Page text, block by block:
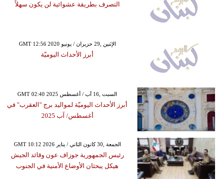
التصرف بطريقة عشوائية لن يكون سهلاً
GMT 12:56 2020 الإثنين ,29 حزيران / يونيو
أبرز الأحداث اليوميّة
GMT 02:40 2025 السبت ,16 آب / أغسطس
أبرز الأحداث اليوميّة لمواليد برج "العقرب" في
أغسطس/ آب 2025
GMT 10:12 2026 الجمعة ,30 كانون الثاني / يناير
رئيس الجمهورية جوزاف عون وقائد الجيش
هيكل يبحثان الأوضاع الأمنية في الجنوب